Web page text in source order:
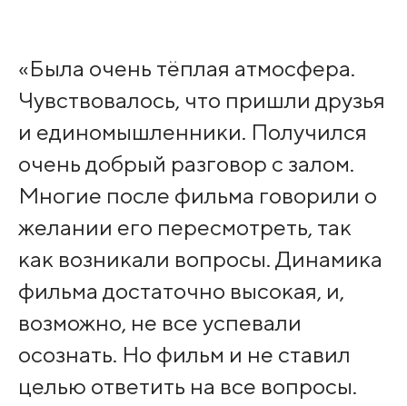
«Была очень тёплая атмосфера.
Чувствовалось, что пришли друзья
и единомышленники. Получился
очень добрый разговор с залом.
Многие после фильма говорили о
желании его пересмотреть, так
как возникали вопросы. Динамика
фильма достаточно высокая, и,
возможно, не все успевали
осознать. Но фильм и не ставил
целью ответить на все вопросы.